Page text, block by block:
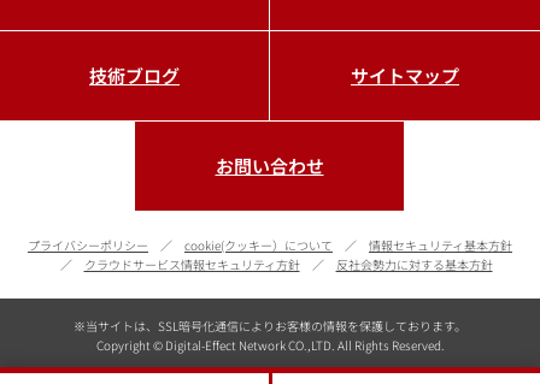
技術ブログ サイトマップ
お問い合わせ
プライバシーポリシー cookie(クッキー）について
情報セキュリティ基本方針
クラウドサービス情報セキュリティ方針
反社会勢力に対する基本方針
※当サイトは、SSL暗号化通信によりお客様の情報を保護しております。
Copyright © Digital-Effect Network CO.,LTD. All Rights Reserved.